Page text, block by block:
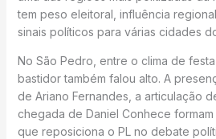
tem peso eleitoral, influência
sinais políticos para várias cidades
No São Pedro, entre o clima de
bastidor também falou alto. A
de Ariano Fernandes, a articulação
chegada de Daniel Conhece
que reposiciona o PL no debate